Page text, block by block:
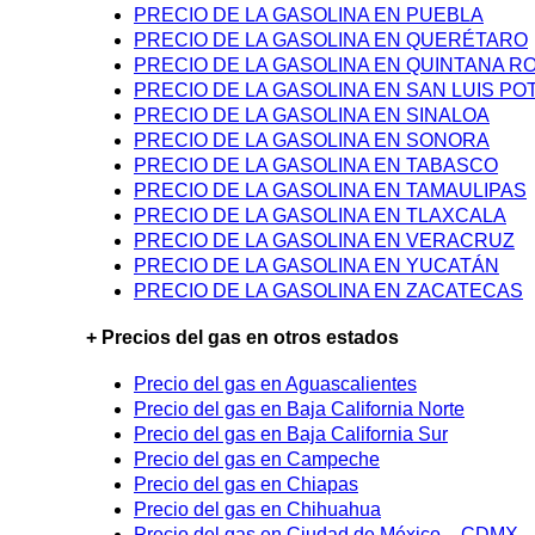
PRECIO DE LA GASOLINA EN PUEBLA
PRECIO DE LA GASOLINA EN QUERÉTARO
PRECIO DE LA GASOLINA EN QUINTANA
PRECIO DE LA GASOLINA EN SAN LUIS
PRECIO DE LA GASOLINA EN SINALOA
PRECIO DE LA GASOLINA EN SONORA
PRECIO DE LA GASOLINA EN TABASCO
PRECIO DE LA GASOLINA EN TAMAULIPAS
PRECIO DE LA GASOLINA EN TLAXCALA
PRECIO DE LA GASOLINA EN VERACRUZ
PRECIO DE LA GASOLINA EN YUCATÁN
PRECIO DE LA GASOLINA EN ZACATECAS
+ Precios del gas en otros estados
Precio del gas en Aguascalientes
Precio del gas en Baja California Norte
Precio del gas en Baja California Sur
Precio del gas en Campeche
Precio del gas en Chiapas
Precio del gas en Chihuahua